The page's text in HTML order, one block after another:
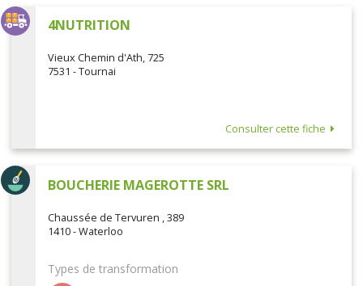
4NUTRITION
Vieux Chemin d'Ath, 725
7531 - Tournai
Consulter cette fiche
BOUCHERIE MAGEROTTE SRL
Chaussée de Tervuren , 389
1410 - Waterloo
Types de transformation